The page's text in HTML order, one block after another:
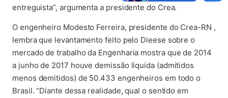
entreguista”, argumenta a presidente do Crea.
O engenheiro Modesto Ferreira, presidente do Crea-RN ,
lembra que levantamento feito pelo Dieese sobre o
mercado de trabalho da Engenharia mostra que de 2014
a junho de 2017 houve demissão líquida (admitidos
menos demitidos) de 50.433 engenheiros em todo o
Brasil. “Diante dessa realidade, qual o sentido em